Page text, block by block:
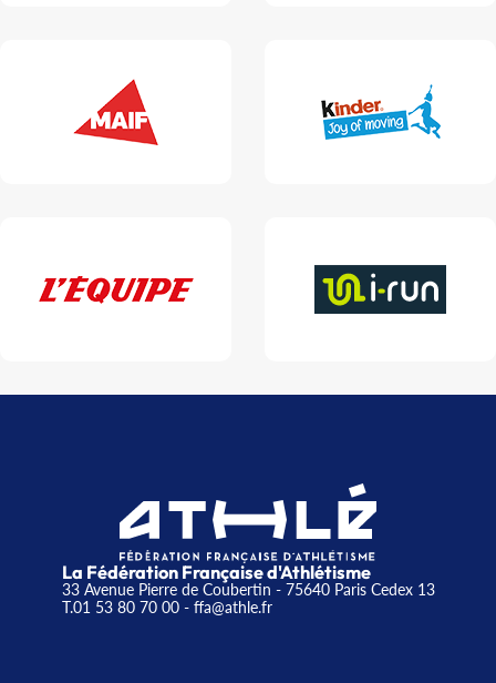
La Fédération Française d'Athlétisme
33 Avenue Pierre de Coubertin - 75640 Paris Cedex 13
T.01 53 80 70 00- ffa@athle.fr